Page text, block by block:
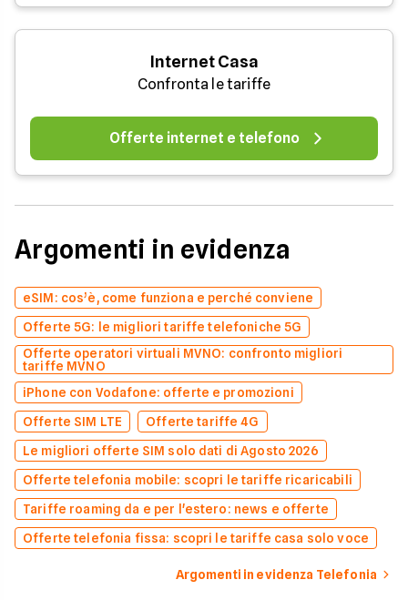
Internet Casa
Confronta le tariffe
Offerte internet e telefono
Argomenti in evidenza
eSIM: cos’è, come funziona e perché conviene
Offerte 5G: le migliori tariffe telefoniche 5G
Offerte operatori virtuali MVNO: confronto migliori
tariffe MVNO
iPhone con Vodafone: offerte e promozioni
Offerte SIM LTE
Offerte tariffe 4G
Le migliori offerte SIM solo dati di Agosto 2026
Offerte telefonia mobile: scopri le tariffe ricaricabili
Tariffe roaming da e per l'estero: news e offerte
Offerte telefonia fissa: scopri le tariffe casa solo voce
Argomenti in evidenza Telefonia